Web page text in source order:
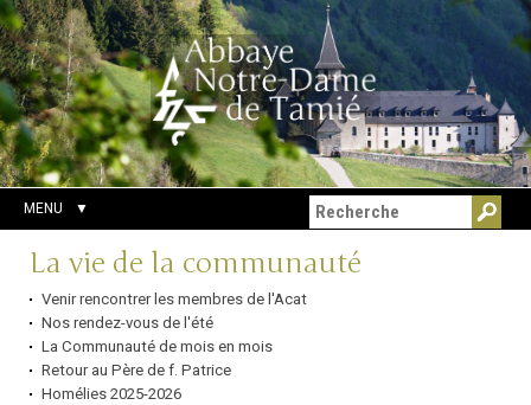
Aller
au
contenu.
|
Aller
à
la
navigation
Outils
personnels
Chercher par
Recherche
avancée…
MENU
Navigation
La vie de la communauté
Venir rencontrer les membres de l'Acat
Nos rendez-vous de l'été
La Communauté de mois en mois
Retour au Père de f. Patrice
Homélies 2025-2026